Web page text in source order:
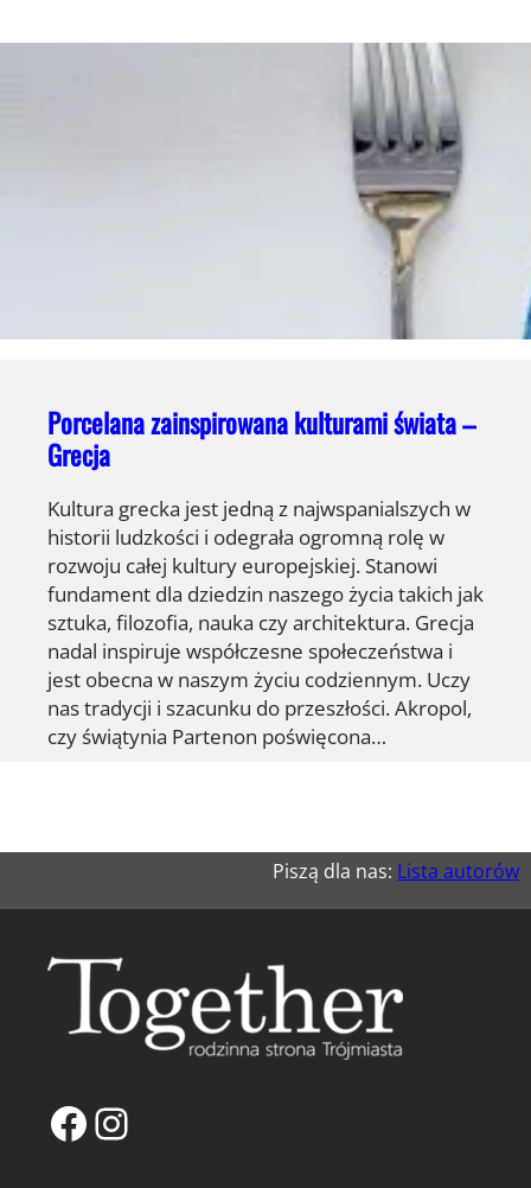
Porcelana zainspirowana kulturami świata –
Grecja
Kultura grecka jest jedną z najwspanialszych w
historii ludzkości i odegrała ogromną rolę w
rozwoju całej kultury europejskiej. Stanowi
fundament dla dziedzin naszego życia takich jak
sztuka, filozofia, nauka czy architektura. Grecja
nadal inspiruje współczesne społeczeństwa i
jest obecna w naszym życiu codziennym. Uczy
nas tradycji i szacunku do przeszłości. Akropol,
czy świątynia Partenon poświęcona…
Piszą dla nas: Lista autorów
Facebook
Instagram